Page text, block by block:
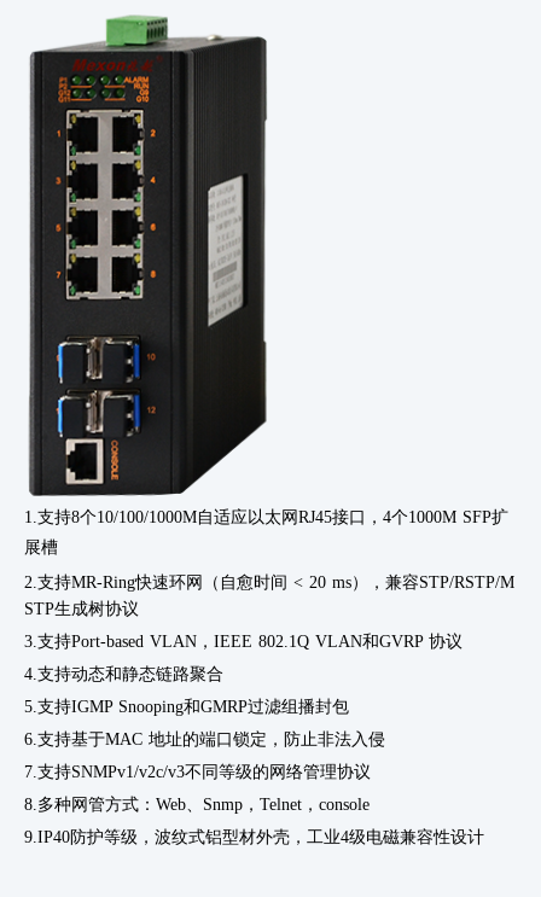
1.支持8个10/100/1000M自适应以太网RJ45接口，4个1000M SFP扩
展槽
2.支持MR-Ring快速环网（自愈时间 < 20 ms），兼容STP/RSTP/M
STP生成树协议
3.支持Port-based VLAN，IEEE 802.1Q VLAN和GVRP 协议
4.支持动态和静态链路聚合
5.支持IGMP Snooping和GMRP过滤组播封包
6.支持基于MAC 地址的端口锁定，防止非法入侵
7.支持SNMPv1/v2c/v3不同等级的网络管理协议
8.多种网管方式： Web、Snmp，Telnet，console
9.IP40防护等级，波纹式铝型材外壳，工业4级电磁兼容性设计